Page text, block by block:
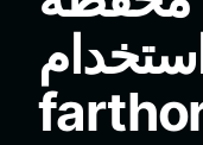
Português (Portugal)
Bahasa Indonesia
ภาษาไทย